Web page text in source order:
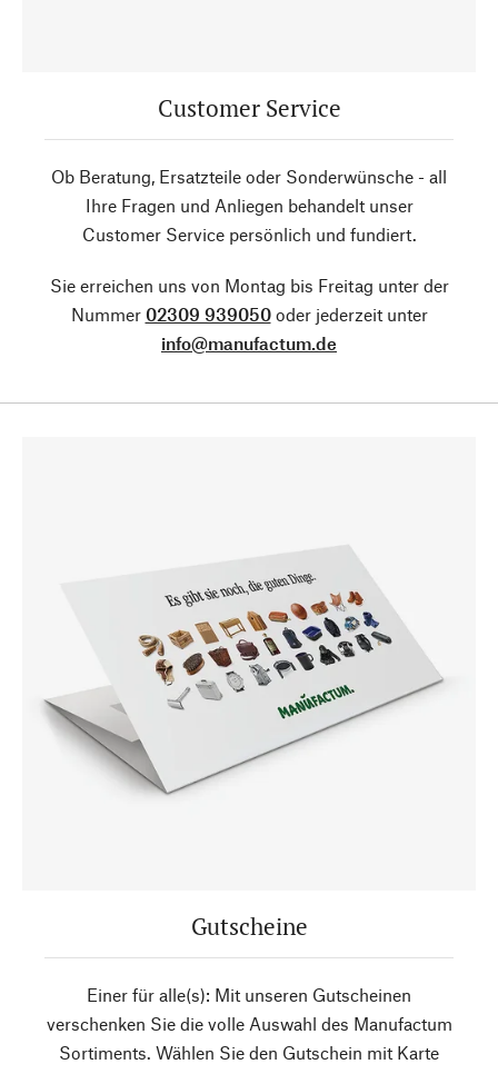
Customer Service
Ob Beratung, Ersatzteile oder Sonderwünsche - all
Ihre Fragen und Anliegen behandelt unser
Customer Service persönlich und fundiert.
Sie erreichen uns von Montag bis Freitag unter der
Nummer 02309 939050oder jederzeit unter
info@manufactum.de
Gutscheine
Einer für alle(s): Mit unseren Gutscheinen
verschenken Sie die volle Auswahl des Manufactum
Sortiments. Wählen Sie den Gutschein mit Karte